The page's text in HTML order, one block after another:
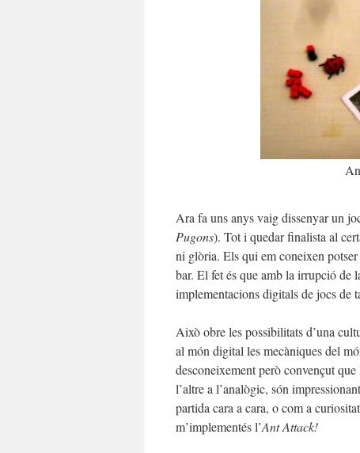
Ara fa uns anys vaig dissenyar un
Pugons). Tot i quedar finalista al
ni glòria. Els qui em coneixen
bar. El fet és que amb la irrupció de
implementacions digitals de jocs de
Això obre les possibilitats d’una
al món digital les mecàniques del
desconeixement però convençut
l’altre a l’analògic, són
partida cara a cara, o com a
m’implementés l’Ant Attack!